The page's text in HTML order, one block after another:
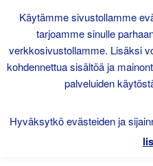
Käytämme sivustollamme
tarjoamme sinulle
verkkosivustollamme. Lisäksi
kohdennettua sisältöä ja
palveluiden
Hyväksytkö evästeiden ja